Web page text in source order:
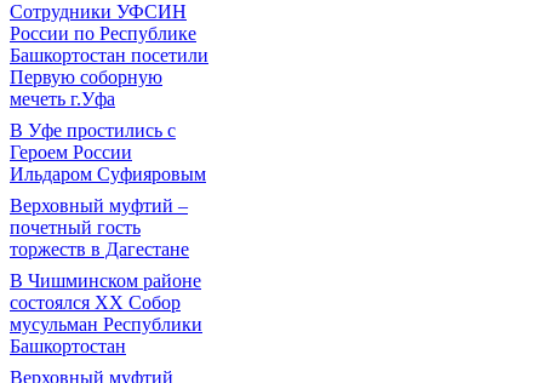
Сотрудники УФСИН
России по Республике
Башкортостан посетили
Первую соборную
мечеть г.Уфа
В Уфе простились с
Героем России
Ильдаром Суфияровым
Верховный муфтий –
почетный гость
торжеств в Дагестане
В Чишминском районе
состоялся XX Собор
мусульман Республики
Башкортостан
Верховный муфтий